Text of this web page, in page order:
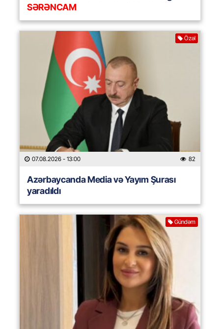
SƏRƏNCAM
Özəl
07.08.2026 - 13:00 82
Azərbaycanda Media və Yayım Şurası
yaradıldı
Gündəm